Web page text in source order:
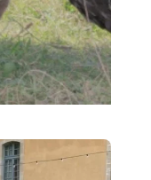
saveurs des...